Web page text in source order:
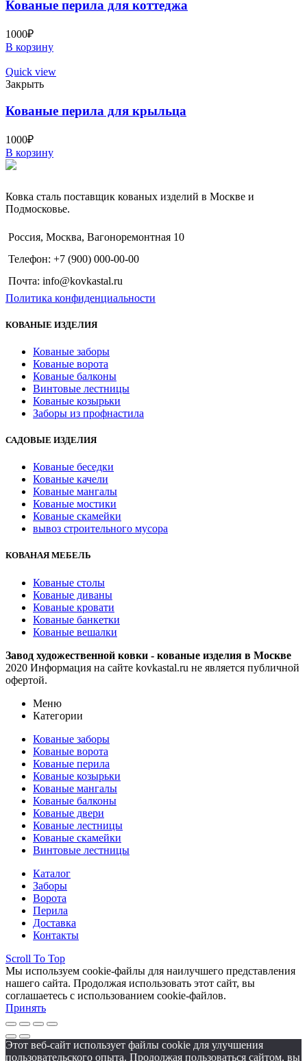
Кованые перила для коттеджа
1000₽
В корзину
Quick view
Закрыть
Кованые перила для крыльца
1000₽
В корзину
Ковка сталь поставщик кованых изделий в Москве и
Подмосковье.
Россия, Москва, Вагоноремонтная 10
Телефон: +7 (900) 000-00-00
Почта: info@kovkastal.ru
Политика конфиденциальности
КОВАНЫЕ ИЗДЕЛИЯ
Кованые заборы
Кованые ворота
Кованые балконы
Винтовые лестницы
Кованые козырьки
Заборы из профнастила
САДОВЫЕ ИЗДЕЛИЯ
Кованые беседки
Кованые качели
Кованые мангалы
Кованые мостики
Кованые скамейки
вывоз строительного мусора
КОВАНАЯ МЕБЕЛЬ
Кованые столы
Кованые диваны
Кованые кровати
Кованые банкетки
Кованые вешалки
Завод художественной ковки - кованые изделия в Москве
2020 Информация на сайте kovkastal.ru не является публичной
офертой.
Меню
Категории
Кованые заборы
Кованые ворота
Кованые перила
Кованые козырьки
Кованые мангалы
Кованые балконы
Кованые двери
Кованые лестницы
Кованые скамейки
Винтовые лестницы
Каталог
Заборы
Ворота
Перила
Доставка
Контакты
Scroll To Top
Мы используем cookie-файлы для наилучшего представления
нашего сайта. Продолжая использовать этот сайт, вы
соглашаетесь с использованием cookie-файлов.
Принять
Этот веб-сайт использует файлы cookie для улучшения
пользовательского опыта. Продолжая пользоваться сайтом, вы